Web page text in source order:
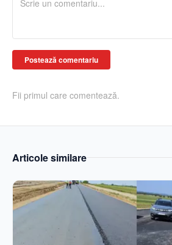
Postează comentariu
Fii primul care comentează.
Articole similare